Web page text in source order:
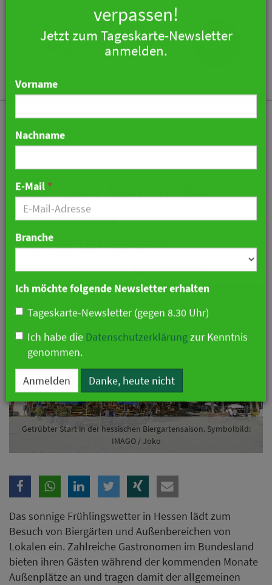
Getrübter Start in der
hessischen
Biergartensaison
18. Mai 2025 10:14 Uhr| Gastronomie
Getrübter Start in der hessischen Biergartensaison. Symbolbild:
IMAGO / Joko
Das sonnige Frühlingswetter in Hessen lädt zum
Besuch von Biergärten und Außenbereichen von
Lokalen ein. Zahlreiche Gastronomen im Bundesland
bieten ihren Gästen während der kommenden Monate
Außenplätze an und tragen damit der allgemeinen
Keine Nachricht mehr
verpassen!
anmelden.
Ich möchte folgende Newsletter erhalten
Tageskarte-Newsletter (gegen 8.30 Uhr)
Ich habe die
Datenschutzerklärung
genommen.